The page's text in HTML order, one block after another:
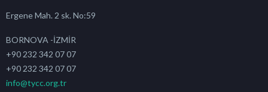
Ergene Mah. 2 sk. No:59
BORNOVA -İZMİR
+90 232 342 07 07
+90 232 342 07 07
info@tycc.org.tr